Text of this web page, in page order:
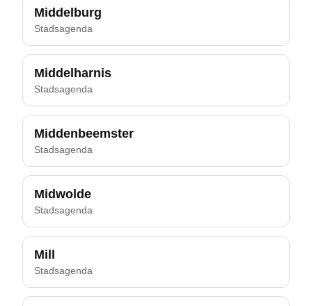
Middelburg
Stadsagenda
Middelharnis
Stadsagenda
Middenbeemster
Stadsagenda
Midwolde
Stadsagenda
Mill
Stadsagenda